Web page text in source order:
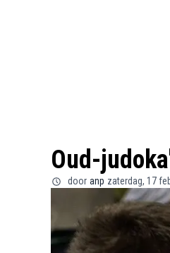
Oud-
door anp zaterdag, 17